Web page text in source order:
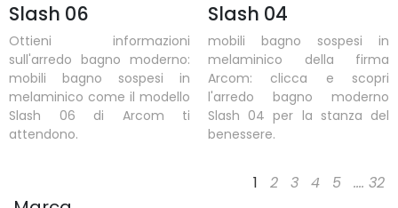
Slash 06
Ottieni informazioni
sull'arredo bagno moderno:
mobili bagno sospesi in
melaminico come il modello
Slash 06 di Arcom ti
attendono.
Slash 04
mobili bagno sospesi in
melaminico della firma
Arcom: clicca e scopri
l'arredo bagno moderno
Slash 04 per la stanza del
benessere.
1 2 3 4 5 .... 32